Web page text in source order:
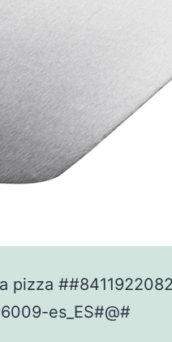
pizza
es_ES#@#